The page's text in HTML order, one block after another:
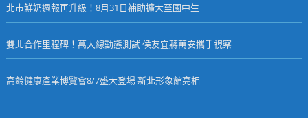
北市鮮奶週報再升級！8月31日補助擴大至國中生
雙北合作里程碑！萬大線動態測試 侯友宜蔣萬安攜手視察
高齡健康產業博覽會8/7盛大登場 新北形象館亮相